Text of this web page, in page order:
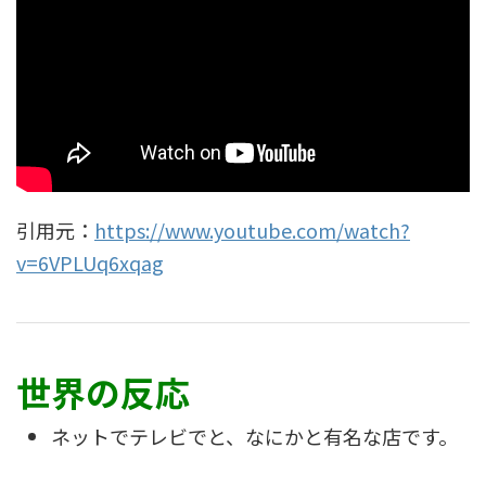
引用元： https://www.youtube.com/watch?
v=6VPLUq6xqag
世界の反応
ネットでテレビでと、なにかと有名な店です。